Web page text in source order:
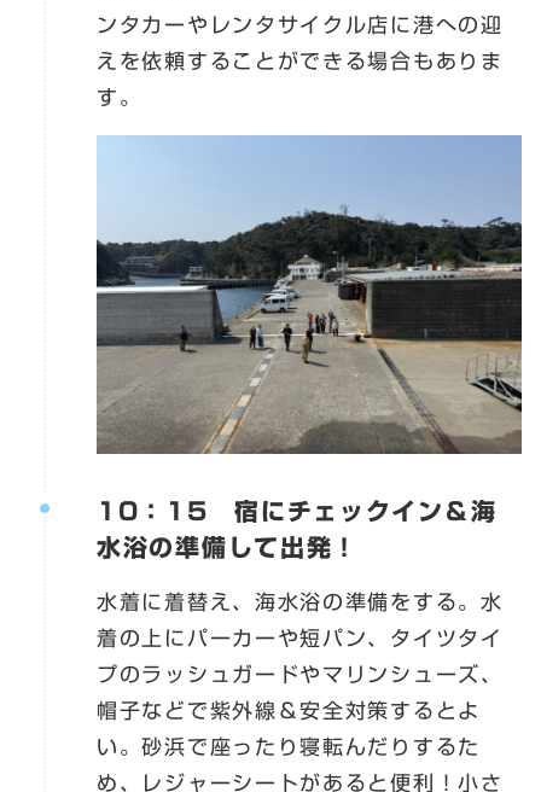
ンタカーやレンタサイクル店に港への迎
えを依頼することができる場合もありま
す。
10：15 宿にチェックイン＆海
水浴の準備して出発！
水着に着替え、海水浴の準備をする。水
着の上にパーカーや短パン、タイツタイ
プのラッシュガードやマリンシューズ、
帽子などで紫外線＆安全対策するとよ
い。砂浜で座ったり寝転んだりするた
め、レジャーシートがあると便利！小さ